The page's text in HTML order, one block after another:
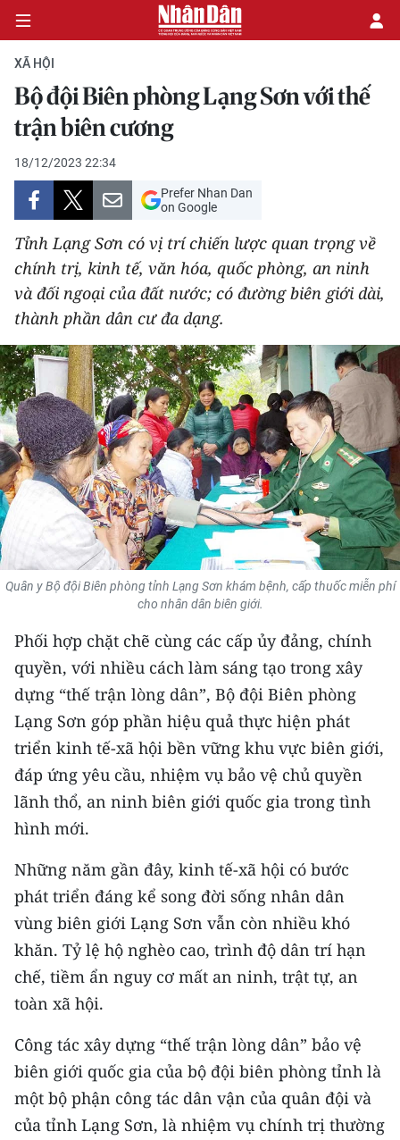
CHÍNH TRỊ
KINH TẾ
VĂN HÓA
XÃ HỘI
PHÁP LUẬT
THẾ GIỚI
THỂ THAO
GIÁO DỤC
KHOA HỌC - CÔNG NGHỆ
MÔI TRƯỜNG
BẠN ĐỌC
KIỂM CHỨNG THÔNG TIN
TRI THỨC CHUYÊN SÂU
54 DÂN TỘC VIỆT NAM
CHƯƠNG TRÌNH OCOP - MỖI XÃ
MỘT SẢN PHẨM
RADIO
MEDIA CENTER
E-Magazine
Video
Media Chính trị
Media Kinh tế
Media Văn hóa
XÃ HỘI
Bộ đội Biên phòng Lạng Sơn với thế
trận biên cương
18/12/2023 22:34
Prefer Nhan Dan
on Google
Tỉnh Lạng Sơn có vị trí chiến lược quan trọng về
chính trị, kinh tế, văn hóa, quốc phòng, an ninh
và đối ngoại của đất nước; có đường biên giới dài,
thành phần dân cư đa dạng.
Quân y Bộ đội Biên phòng tỉnh Lạng Sơn khám bệnh, cấp thuốc miễn phí
cho nhân dân biên giới.
Phối hợp chặt chẽ cùng các cấp ủy đảng, chính
quyền, với nhiều cách làm sáng tạo trong xây
dựng “thế trận lòng dân”, Bộ đội Biên phòng
Lạng Sơn góp phần hiệu quả thực hiện phát
triển kinh tế-xã hội bền vững khu vực biên giới,
đáp ứng yêu cầu, nhiệm vụ bảo vệ chủ quyền
lãnh thổ, an ninh biên giới quốc gia trong tình
hình mới.
Những năm gần đây, kinh tế-xã hội có bước
phát triển đáng kể song đời sống nhân dân
vùng biên giới Lạng Sơn vẫn còn nhiều khó
khăn. Tỷ lệ hộ nghèo cao, trình độ dân trí hạn
chế, tiềm ẩn nguy cơ mất an ninh, trật tự, an
toàn xã hội.
Công tác xây dựng “thế trận lòng dân” bảo vệ
biên giới quốc gia của bộ đội biên phòng tỉnh là
một bộ phận công tác dân vận của quân đội và
của tỉnh Lạng Sơn, là nhiệm vụ chính trị thường